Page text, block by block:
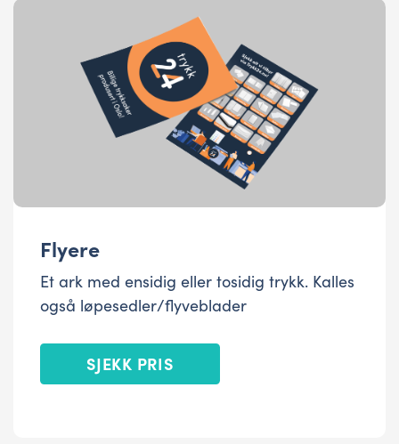
Flyere
Et ark med ensidig eller tosidig trykk. Kalles
også løpesedler/flyveblader
SJEKK PRIS